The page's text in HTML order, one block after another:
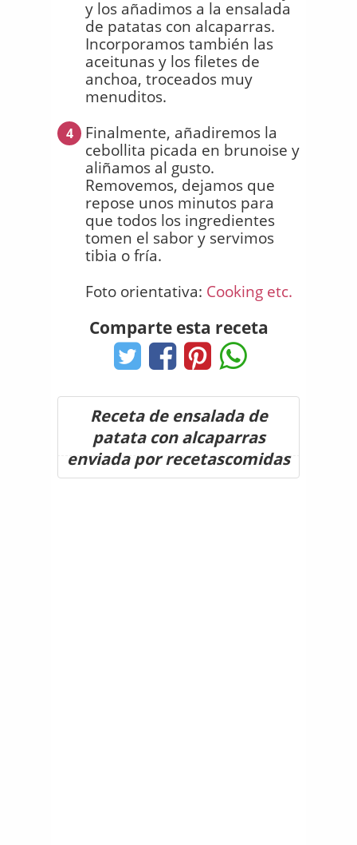
y los añadimos a la ensalada
de patatas con alcaparras.
Incorporamos también las
aceitunas y los filetes de
anchoa, troceados muy
menuditos.
4
Finalmente, añadiremos la
cebollita picada en brunoise y
aliñamos al gusto.
Removemos, dejamos que
repose unos minutos para
que todos los ingredientes
tomen el sabor y servimos
tibia o fría.
Foto orientativa: Cooking etc.
Comparte esta receta
Receta de ensalada de
patata con alcaparras
enviada por recetascomidas